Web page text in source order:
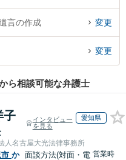
法律相談できる可児市内の弁護士
んにおすすめです。
言の作成 変更
変更
ら相談可能な弁護士
子
インタビュー
を見る
愛知県
人名古屋大光法律事務所
か 面談方法(対面・電 営業時